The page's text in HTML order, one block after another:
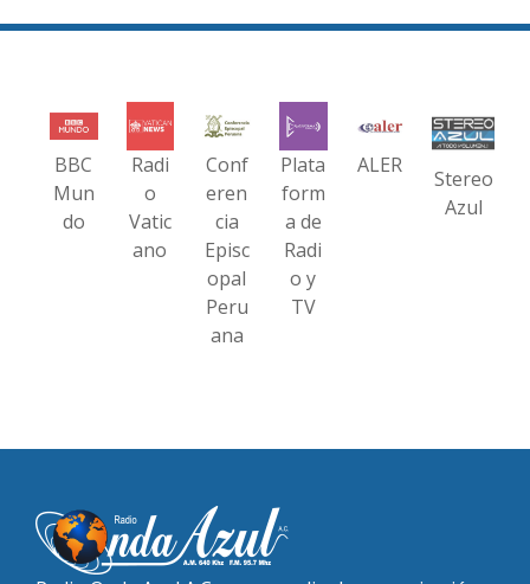
BBC
Mun
do
Radi
o
Vatic
ano
Conf
eren
cia
Episc
opal
Peru
ana
Plata
form
a de
Radi
o y
TV
ALER
Stereo
Azul